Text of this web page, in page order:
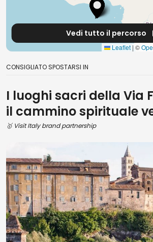
Leaflet | ©
Vedi tutto il percorso
CONSIGLIATO SPOSTARSI IN
I luoghi sacri della Via
il cammino spirituale
🥇 Visit Italy brand partnership